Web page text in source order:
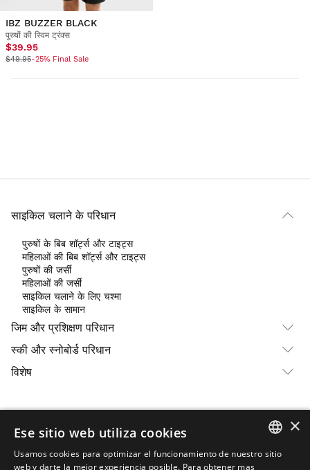
IBZ BUZZER BLACK
पुरुषों की स्विम ट्रंक्स
$39.95
$49.95-25% Final Sale
साइकिल चलाने के परिधान
पुरुषों के बिब शॉर्ट्स और टाइट्स
महिलाओं की बिब शॉर्ट्स और टाइट्स
पुरुषों की जर्सी
महिलाओं की जर्सी
साइकिल चलाने के लिए चश्मा
साइकिल के सामान
जिम और प्रशिक्षण परिधान
स्की और स्नोबोर्ड परिधान
विशेष
वापसी
एफिलिएट प्रोग्राम
SPANISH
×
Ese sitio web utiliza cookies
Usamos cookies para optimizar el funcionamiento de nuestro sitio
web y darte la mejor experiencia posible. Para obtener mas